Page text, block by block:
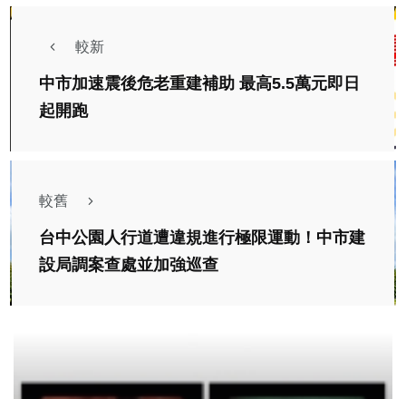
較新
中市加速震後危老重建補助 最高5.5萬元即日
起開跑
較舊
台中公園人行道遭違規進行極限運動！中市建
設局調案查處並加強巡查